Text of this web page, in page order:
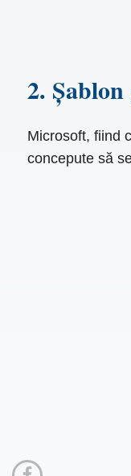
2.
Microsoft, fiind
concepute să